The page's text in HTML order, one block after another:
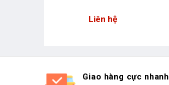
Liên hệ
Giao hàng cực nhanh